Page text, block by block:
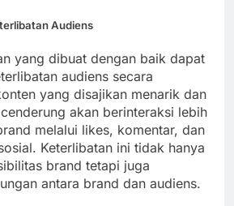
Audiens
yang dibuat dengan baik dapat
audiens secara
yang disajikan menarik dan
akan berinteraksi lebih
melalui likes, komentar, dan
Keterlibatan ini tidak hanya
brand tetapi juga
antara brand dan audiens.